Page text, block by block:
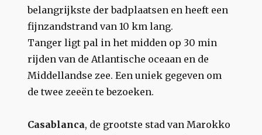
belangrijkste der badplaatsen en heeft een
fijnzandstrand van 10 km lang.
Tanger ligt pal in het midden op 30 min
rijden van de Atlantische oceaan en de
Middellandse zee. Een uniek gegeven om
de twee zeeën te bezoeken.
Casablanca, de grootste stad van Marokko